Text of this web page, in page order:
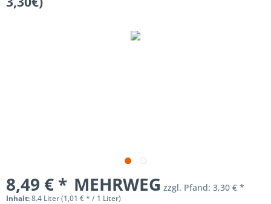
8,49 € * MEHRWEG zzgl. Pfand: 3,30 € *
Inhalt:8.4 Liter (1,01 € * / 1 Liter)